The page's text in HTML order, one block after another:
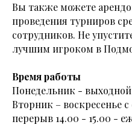
Вы также можете
проведения турниров
сотрудников. Не
лучшим игроком в
Время работы
Понедельник - выходной
Вторник – воскресенье с
перерыв 14.00 - 15.00 -